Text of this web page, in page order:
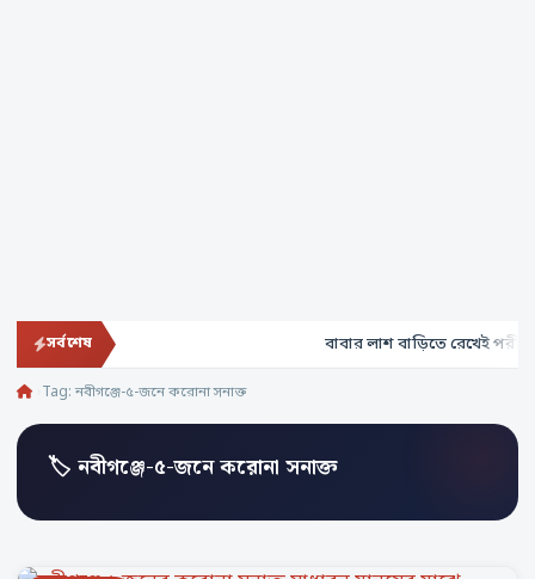
সর্বশেষ বাবার লাশ বাড়িতে রেখেই
Tag: নবীগঞ্জে-৫-জনে করোনা সনাক্ত
🏷 নবীগঞ্জে-৫-জনে করোনা সনাক্ত